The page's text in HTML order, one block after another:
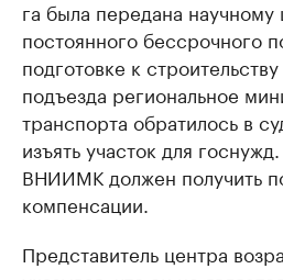
га была передана научному
постоянного бессрочного
подготовке к
подъезда региональное
транспорта обратилось в
изъять участок для
ВНИИМК должен получить
компенсации.
Представитель центра